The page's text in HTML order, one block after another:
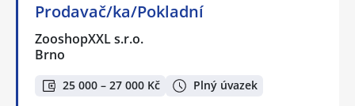
Prodavač/ka/Pokladní
ZooshopXXL s.r.o.
Brno
25 000 – 27 000 Kč Plný úvazek